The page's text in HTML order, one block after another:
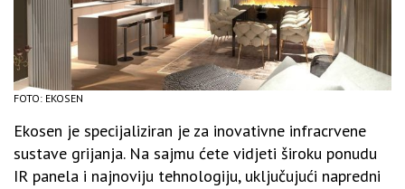
FOTO: EKOSEN
Ekosen je specijaliziran je za inovativne infracrvene
sustave grijanja. Na sajmu ćete vidjeti široku ponudu
IR panela i najnoviju tehnologiju, uključujući napredni